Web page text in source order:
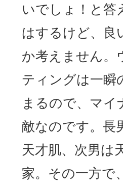
いでしょ！と答
はするけど、良
か考えません。
ティングは一瞬
まるので、マイ
敵なのです。長
天才肌、次男は
家。その一方で